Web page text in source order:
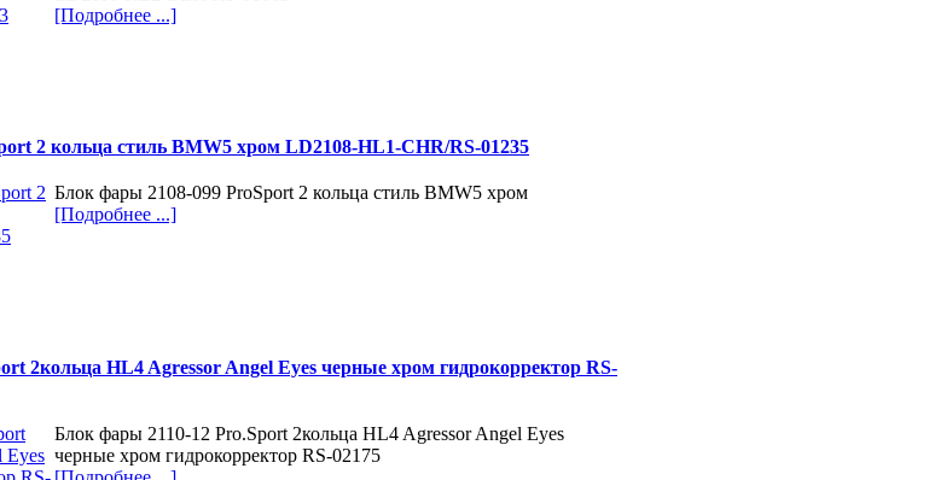
[Подробнее ...]
2 кольца стиль BMW5 хром LD2108-HL1-CHR/RS-01235
Блок фары 2108-099 ProSport 2 кольца стиль BMW5 хром
[Подробнее ...]
2кольца HL4 Agressor Angel Eyes черные хром гидрокорректор RS-
Блок фары 2110-12 Pro.Sport 2кольца HL4 Agressor Angel Eyes
черные хром гидрокорректор RS-02175